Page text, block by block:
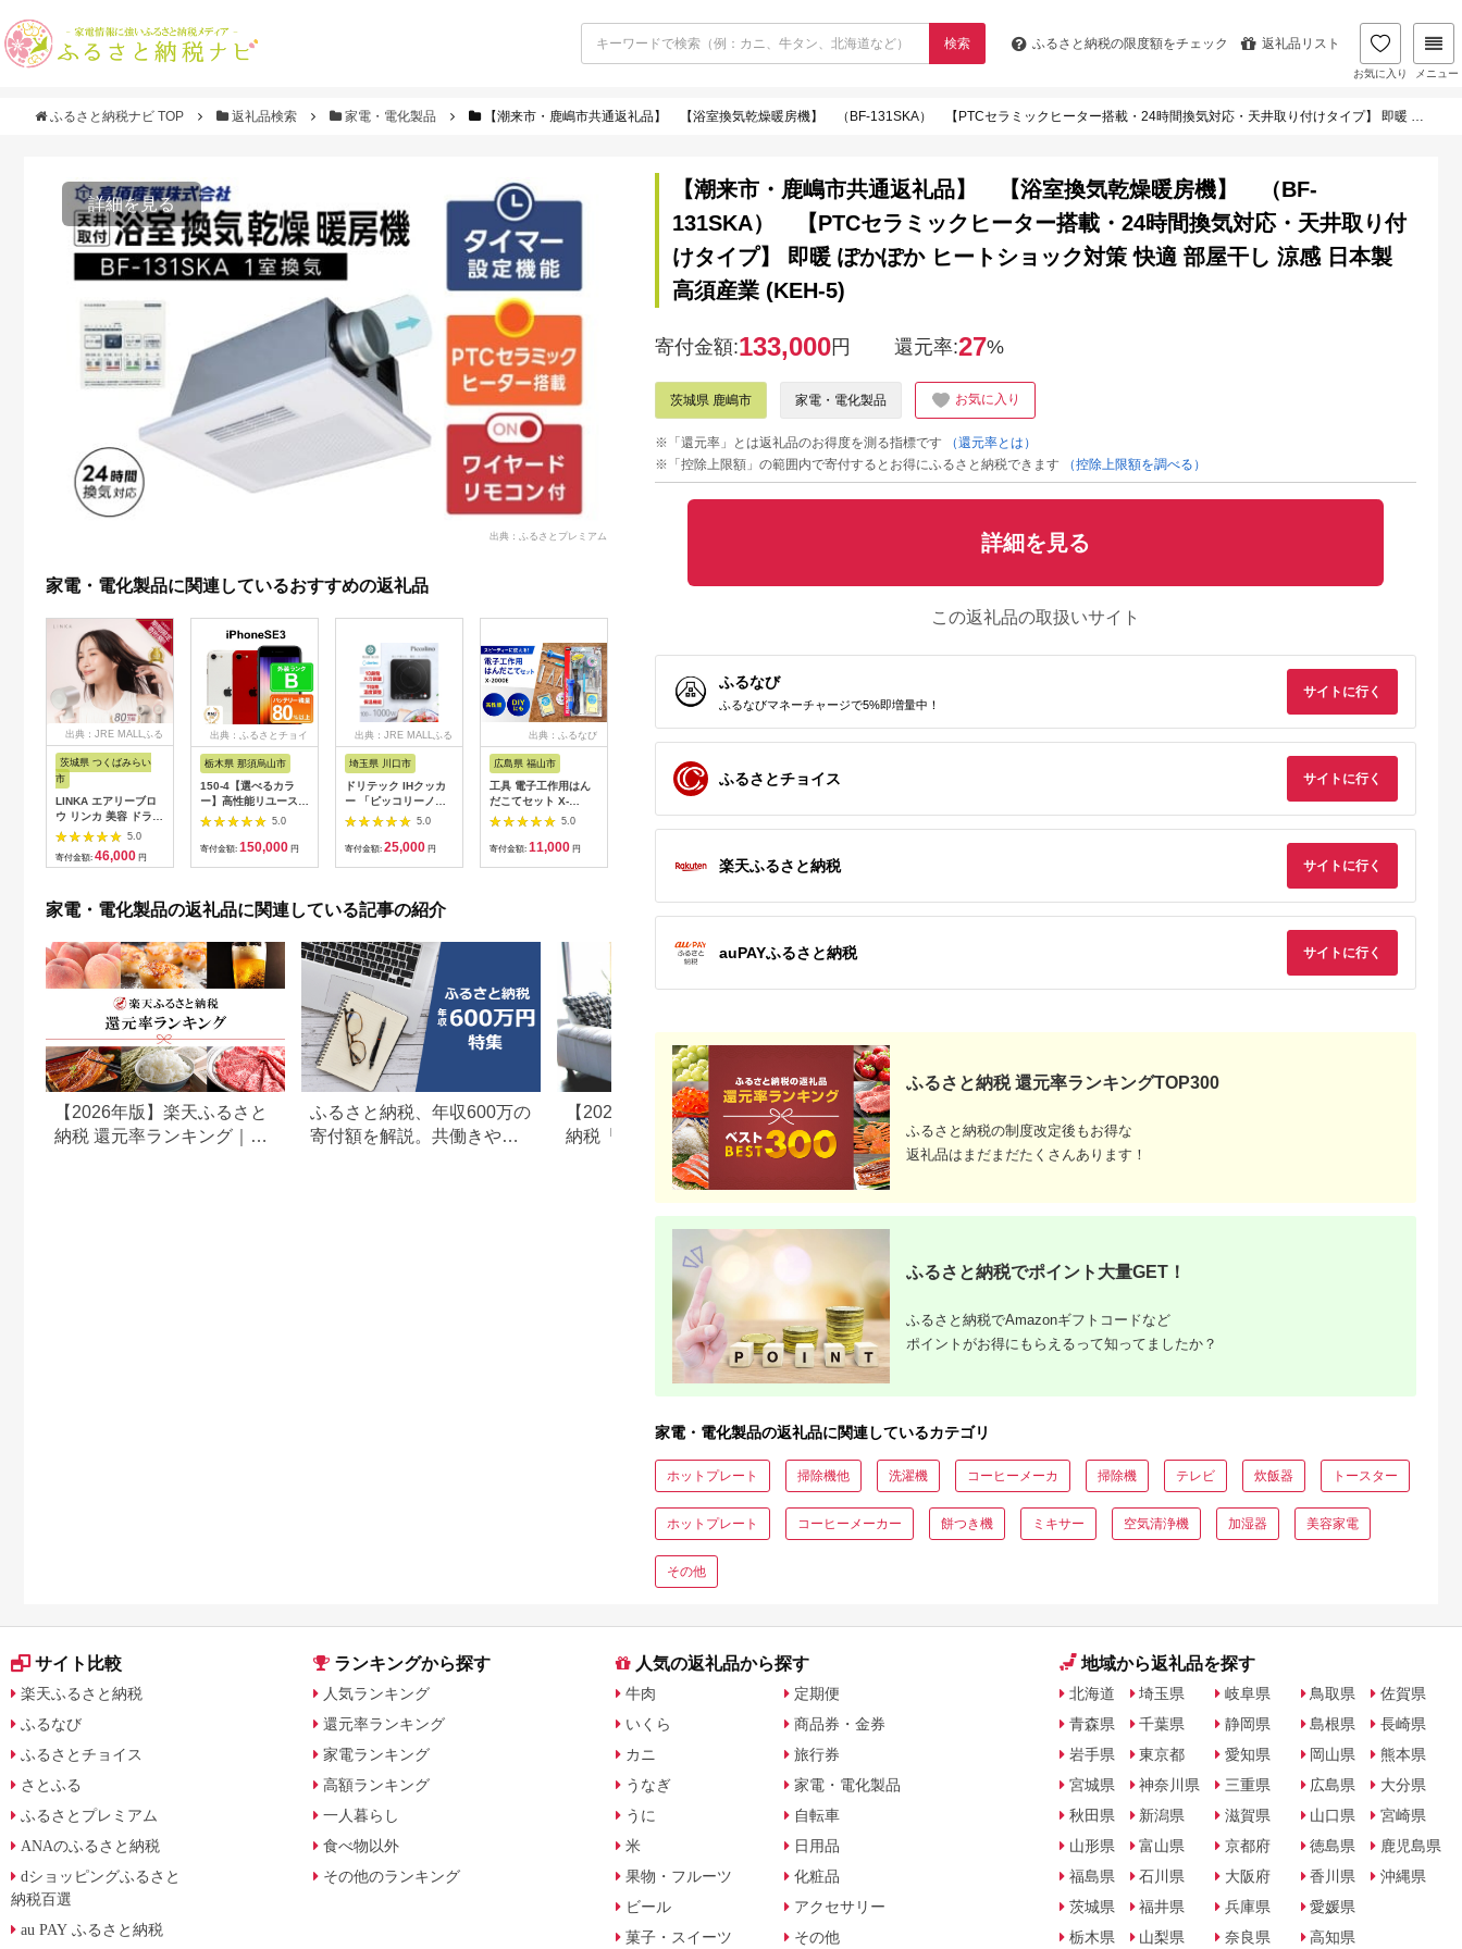
検索 ふるさと納税の限度額をチェック 返礼品リスト
お気に入り メニュー
ふるさと納税ナビ TOP 返礼品検索 家電・電化製品 【潮来市・鹿嶋市共通返礼品】 【浴室換気乾燥暖房機】 （BF-131SKA） 【PTCセラミックヒーター搭載・24時間換気対応・天井取り付けタイプ】 即暖 ぽかぽか ヒートショック対策 快適 部屋干し 涼感 日本製 高須産業 (KEH-5)
詳細を見る
出典：ふるさとプレミアム
家電・電化製品に関連しているおすすめの返礼品
出典：JRE MALLふる
茨城県 つくばみらい
市
LINKA エアリーブロ
ウ リンカ 美容 ドライ
ヤー ヘアケア 髪 エス
テ ギフト ラッピング
贈呈品 プレゼント 母
5.0
寄付金額: 46,000 円
出典：ふるさとチョイ
栃木県 那須烏山市
150-4【選べるカラ
ー】高性能リユース
スマホ Apple
iPhoneSE 3 128GB
SIMロック解除済 本
5.0
寄付金額: 150,000 円
出典：JRE MALLふる
埼玉県 川口市
ドリテック IHクッカ
ー 「ピッコリーノ」
ブラック DI-
217BK【1642626】
5.0
寄付金額: 25,000 円
出典：ふるなび
広島県 福山市
工具 電子工作用はん
だこてセット X-
2000E[BAEG004]工
5.0
寄付金額: 11,000 円
宮城県 角田市
【単3×72本】乾電池
アルカリ乾電池 単3形
12本パック
乾電池エボルタNEO
カリ乾電池 パナソニ
ック
USB-C 1ポートUSB-
A 1ポート 折りたたみ
ピアノ
Delivery65W対応
USB-C×1ポート、
USB-A×1ポート 合計
最大63W AC充電器
15,000
【Canon】 キヤノン
ミラーレス カメラ
EOS R7 ボディー キ
ャノン 一眼 家電
_0022C657,000
家電・電化製品の返礼品に関連している記事の紹介
【2026年版】楽天ふるさと
納税 還元率ランキング｜高
ふるさと納税、年収600万の
寄付額を解説。共働きや子
【2026年最新版】ふるさと
納税「食べ物以外」返礼品
の還元率ランキング！
楽天ふるさと納税でこだわ
りの家電探し。おすすめラ
ンキングまとめ
【潮来市・鹿嶋市共通返礼品】 【浴室換気乾燥暖房機】 （BF-
131SKA） 【PTCセラミックヒーター搭載・24時間換気対応・天井取り付
けタイプ】 即暖 ぽかぽか ヒートショック対策 快適 部屋干し 涼感 日本製
高須産業 (KEH-5)
寄付金額:133,000円 還元率:27%
茨城県 鹿嶋市 家電・電化製品 お気に入り
※「還元率」とは返礼品のお得度を測る指標です
（還元率とは）
※「控除上限額」の範囲内で寄付するとお得にふるさと納税できます
（控除上限額を調べる）
詳細を見る
この返礼品の取扱いサイト
ふるなび
ふるなびマネーチャージで5%即増量中！
サイトに行く
ふるさとチョイス サイトに行く
楽天ふるさと納税 サイトに行く
auPAYふるさと納税 サイトに行く
ふるさと納税 還元率ランキングTOP300
ふるさと納税の制度改定後もお得な
返礼品はまだまだたくさんあります！
ふるさと納税でポイント大量GET！
ふるさと納税でAmazonギフトコードなど
ポイントがお得にもらえるって知ってましたか？
家電・電化製品の返礼品に関連しているカテゴリ
ホットプレート 掃除機他 洗濯機 コーヒーメーカ 掃除機 テレビ 炊飯器 トースター
ホットプレート コーヒーメーカー 餅つき機 ミキサー 空気清浄機 加湿器 美容家電
その他
サイト比較
楽天ふるさと納税
ふるなび
ふるさとチョイス
さとふる
ふるさとプレミアム
ANAのふるさと納税
dショッピングふるさと
納税百選
au PAY ふるさと納税
ランキングから探す
人気ランキング
還元率ランキング
家電ランキング
高額ランキング
一人暮らし
食べ物以外
その他のランキング
人気の返礼品から探す
牛肉
いくら
カニ
うなぎ
うに
米
果物・フルーツ
ビール
菓子・スイーツ
定期便
商品券・金券
旅行券
家電・電化製品
自転車
日用品
化粧品
アクセサリー
その他
地域から返礼品を探す
北海道
青森県
岩手県
宮城県
秋田県
山形県
福島県
茨城県
栃木県
埼玉県
千葉県
東京都
神奈川県
新潟県
富山県
石川県
福井県
山梨県
岐阜県
静岡県
愛知県
三重県
滋賀県
京都府
大阪府
兵庫県
奈良県
鳥取県
島根県
岡山県
広島県
山口県
徳島県
香川県
愛媛県
高知県
佐賀県
長崎県
熊本県
大分県
宮崎県
鹿児島県
沖縄県